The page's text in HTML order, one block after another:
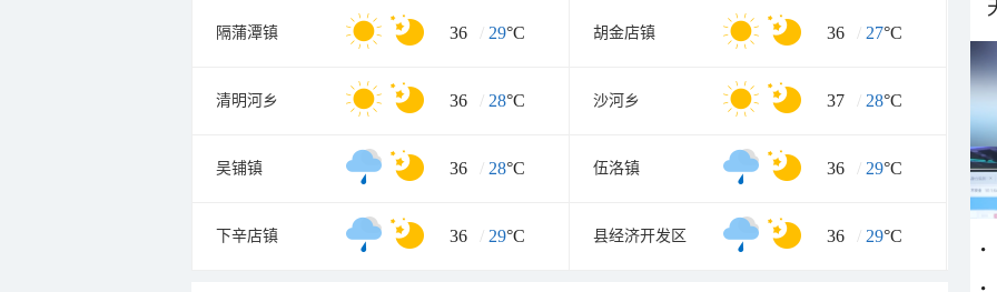
隔蒲潭镇 36 / 29°C 胡金店镇 36 / 27°C
清明河乡 36 / 28°C 沙河乡 37 / 28°C
吴铺镇 36 / 28°C 伍洛镇 36 / 29°C
下辛店镇 36 / 29°C 县经济开发区 36 / 29°C